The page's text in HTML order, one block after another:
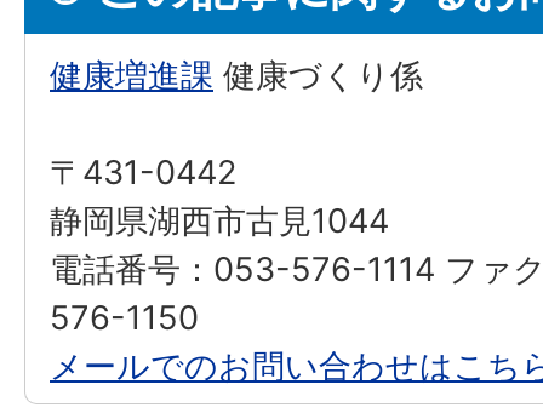
健康増進課 健康づくり係
〒431-0442
静岡県湖西市古見1044
電話番号：053-576-1114 ファ
576-1150
メールでのお問い合わせはこち